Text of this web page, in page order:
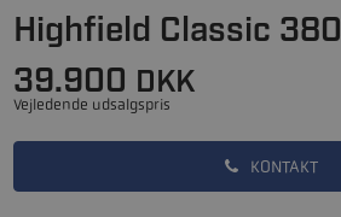
KONTAKT
Highfield Classic 380
39.900 DKK
Vejledende udsalgspris